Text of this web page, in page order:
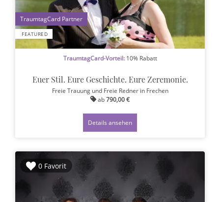
FEATURED
1
TraumtagCard-Vorteil:10% Rabatt
Euer Stil. Eure Geschichte. Eure Zeremonie.
Freie Trauung und Freie Redner in Frechen
ab790,00 €
Details ansehen
0 Favorit